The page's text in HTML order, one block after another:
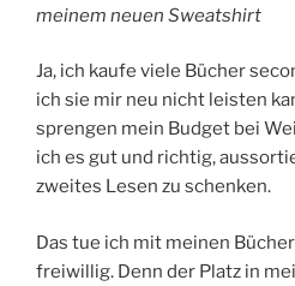
meinem neuen Sweatshirt
Ja, ich kaufe viele Bücher
ich sie mir neu nicht leisten
sprengen mein Budget bei
ich es gut und richtig,
zweites Lesen zu schenken.
Das tue ich mit meinen
freiwillig. Denn der Platz in